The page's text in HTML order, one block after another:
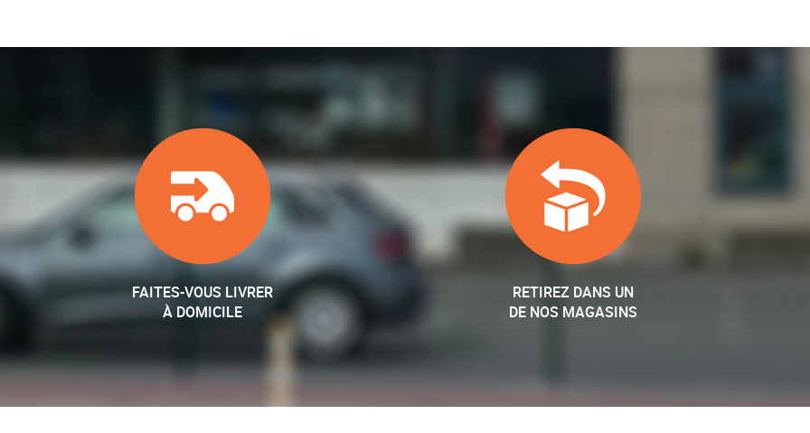
FAITES-VOUS LIVRER
À DOMICILE
RETIREZ DANS UN
DE NOS MAGASINS